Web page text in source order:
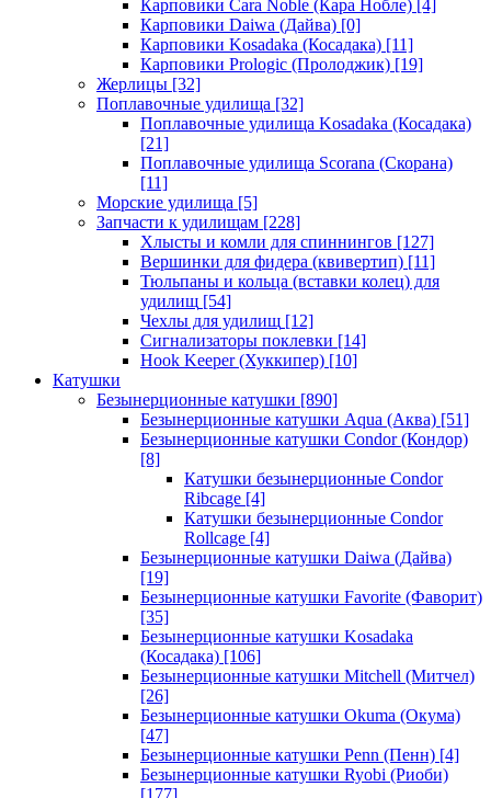
Карповики Cara Noble (Кара Нобле) [4]
Карповики Daiwa (Дайва) [0]
Карповики Kosadaka (Косадака) [11]
Карповики Prologic (Пролоджик) [19]
Жерлицы [32]
Поплавочные удилища [32]
Поплавочные удилища Kosadaka (Косадака)
[21]
Поплавочные удилища Scorana (Скорана)
[11]
Морские удилища [5]
Запчасти к удилищам [228]
Хлысты и комли для спиннингов [127]
Вершинки для фидера (квивертип) [11]
Тюльпаны и кольца (вставки колец) для
удилищ [54]
Чехлы для удилищ [12]
Сигнализаторы поклевки [14]
Hook Keeper (Хуккипер) [10]
Катушки
Безынерционные катушки [890]
Безынерционные катушки Aqua (Аква) [51]
Безынерционные катушки Condor (Кондор)
[8]
Катушки безынерционные Condor
Ribcage [4]
Катушки безынерционные Condor
Rollcage [4]
Безынерционные катушки Daiwa (Дайва)
[19]
Безынерционные катушки Favorite (Фаворит)
[35]
Безынерционные катушки Kosadaka
(Косадака) [106]
Безынерционные катушки Mitchell (Митчел)
[26]
Безынерционные катушки Okuma (Окума)
[47]
Безынерционные катушки Penn (Пенн) [4]
Безынерционные катушки Ryobi (Риоби)